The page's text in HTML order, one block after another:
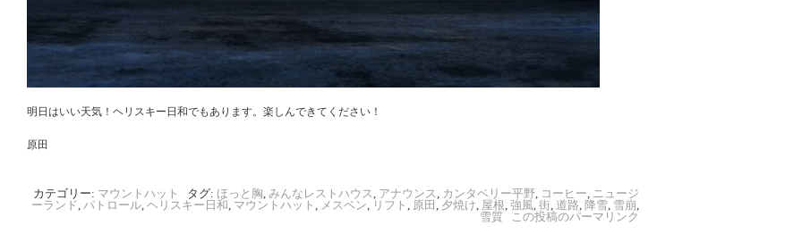
明日はいい天気！ヘリスキー日和でもあります。楽しんできてください！
原田
カテゴリー: マウントハット タグ: ほっと胸, みんなレストハウス, アナウンス, カンタベリー平野, コーヒー, ニュージ
ーランド, パトロール, ヘリスキー日和, マウントハット , メスベン, リフト , 原田 , 夕焼け, 屋根, 強風, 街, 道路, 降雪, 雪崩,
雪質
この投稿のパーマリンク